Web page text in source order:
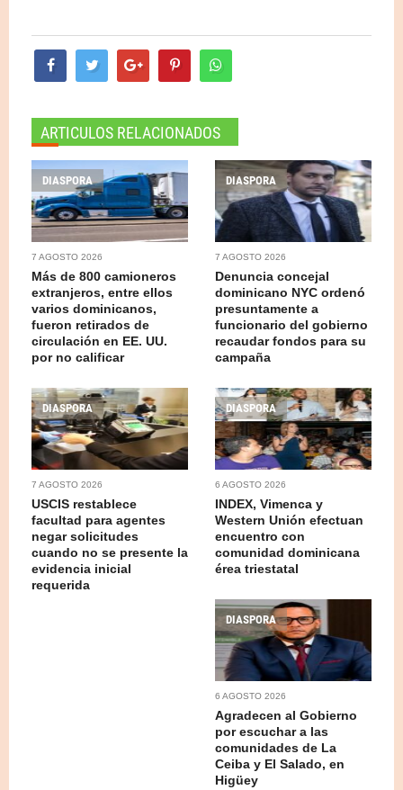
ARTICULOS RELACIONADOS
DIASPORA
7 AGOSTO 2026
Más de 800 camioneros
extranjeros, entre ellos
varios dominicanos,
fueron retirados de
circulación en EE. UU.
por no calificar
DIASPORA
7 AGOSTO 2026
Denuncia concejal
dominicano NYC ordenó
presuntamente a
funcionario del gobierno
recaudar fondos para su
campaña
DIASPORA
7 AGOSTO 2026
USCIS restablece
facultad para agentes
negar solicitudes
cuando no se presente la
evidencia inicial
requerida
DIASPORA
6 AGOSTO 2026
INDEX, Vimenca y
Western Unión efectuan
encuentro con
comunidad dominicana
érea triestatal
DIASPORA
6 AGOSTO 2026
Agradecen al Gobierno
por escuchar a las
comunidades de La
Ceiba y El Salado, en
Higüey